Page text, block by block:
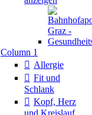
Column 1
Allergie
Fit und
Schlank
Kopf, Herz
und Kreislauf